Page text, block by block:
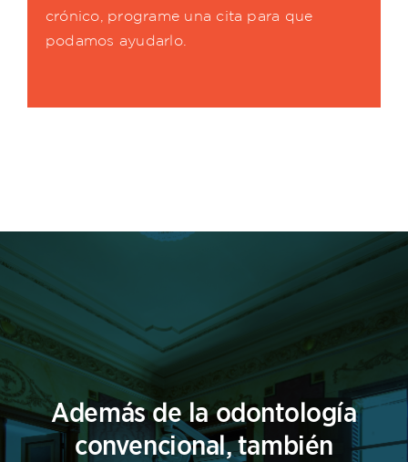
crónico, programe una cita para que
podamos ayudarlo.
Además de la odontología
convencional, también